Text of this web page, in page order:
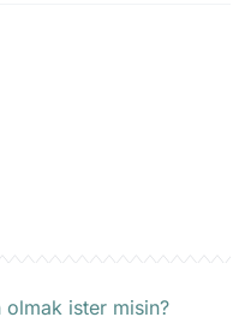
ister misin?